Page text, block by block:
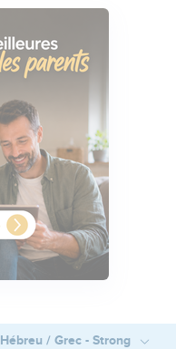
Hébreu / Grec - Strong